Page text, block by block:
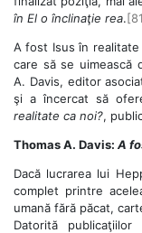
în El o înclinaţie rea.
A fost Isus în realitate
care să se uimească
A. Davis, editor
şi a încercat să
realitate ca noi?,
Thomas A. Davis: A
Dacă lucrarea lui
complet printre
umană fără păcat,
Datorită